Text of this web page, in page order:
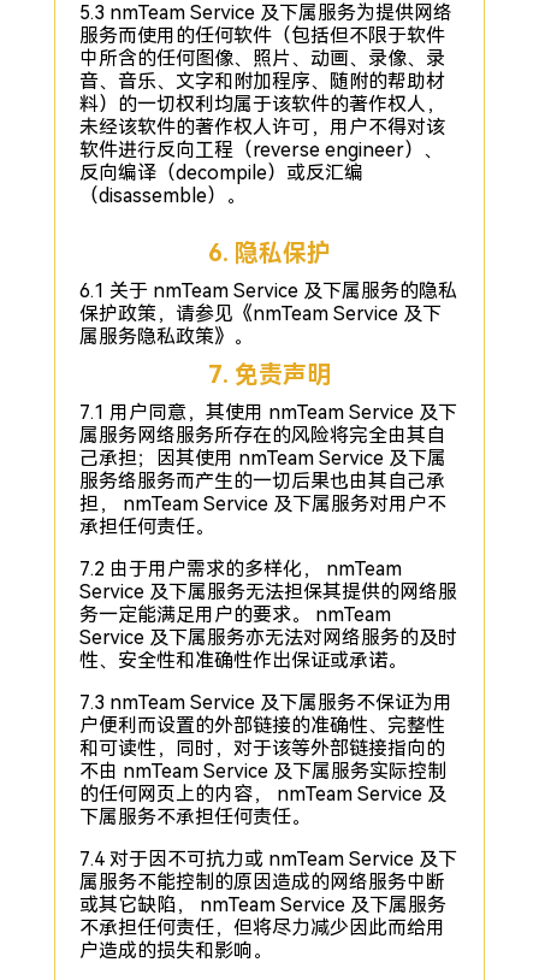
5.3 nmTeam Service 及下属服务为提供网络
服务而使用的任何软件（包括但不限于软件
中所含的任何图像、照片、动画、录像、录
音、音乐、文字和附加程序、随附的帮助材
料）的一切权利均属于该软件的著作权人，
未经该软件的著作权人许可，用户不得对该
软件进行反向工程（reverse engineer）、
反向编译（decompile）或反汇编
（disassemble）。
6. 隐私保护
6.1 关于 nmTeam Service 及下属服务的隐私
保护政策，请参见《nmTeam Service 及下
属服务隐私政策》。
7. 免责声明
7.1 用户同意，其使用 nmTeam Service 及下
属服务网络服务所存在的风险将完全由其自
己承担；因其使用 nmTeam Service 及下属
服务络服务而产生的一切后果也由其自己承
担， nmTeam Service 及下属服务对用户不
承担任何责任。
7.2 由于用户需求的多样化， nmTeam
Service 及下属服务无法担保其提供的网络服
务一定能满足用户的要求。 nmTeam
Service 及下属服务亦无法对网络服务的及时
性、安全性和准确性作出保证或承诺。
7.3 nmTeam Service 及下属服务不保证为用
户便利而设置的外部链接的准确性、完整性
和可读性，同时，对于该等外部链接指向的
不由 nmTeam Service 及下属服务实际控制
的任何网页上的内容， nmTeam Service 及
下属服务不承担任何责任。
7.4 对于因不可抗力或 nmTeam Service 及下
属服务不能控制的原因造成的网络服务中断
或其它缺陷， nmTeam Service 及下属服务
不承担任何责任，但将尽力减少因此而给用
户造成的损失和影响。